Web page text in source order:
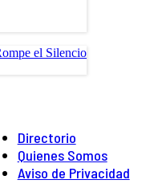
el Silencio
Directorio
Quienes Somos
Aviso de Privacidad